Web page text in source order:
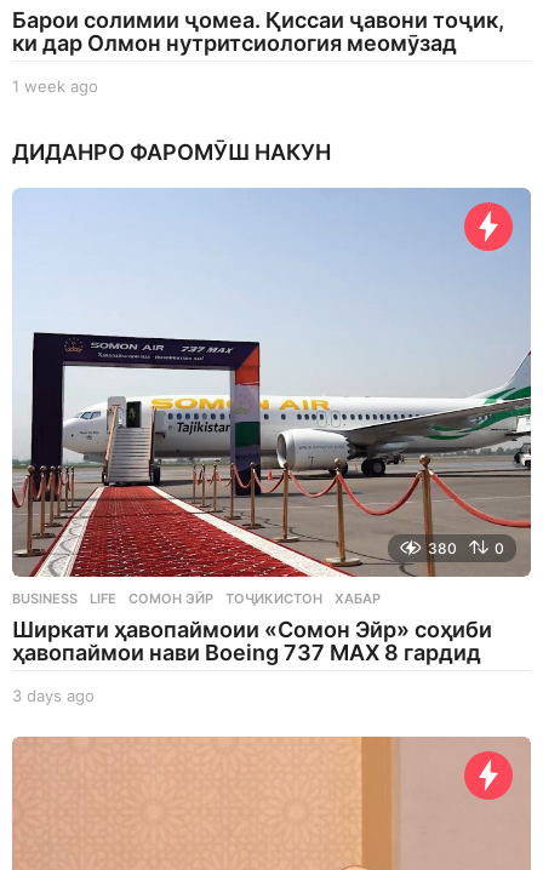
Барои солимии ҷомеа. Қиссаи ҷавони тоҷик,
ки дар Олмон нутритсиология меомӯзад
1 week ago
e
ДИДАНРО ФАРОМӮШ НАКУН
380 0
BUSINESS ,LIFE СОМОН ЭЙР ,ТОҶИКИСТОН ,ХАБАР
Ширкати ҳавопаймоии «Сомон Эйр» соҳиби
ҳавопаймои нави Boeing 737 MAX 8 гардид
3 days ago
a